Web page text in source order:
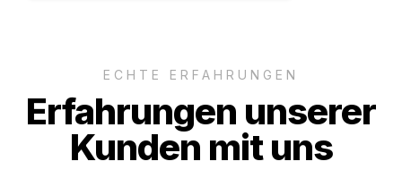
ECHTE ERFAHRUNGEN
Erfahrungen unserer
Kunden mit uns